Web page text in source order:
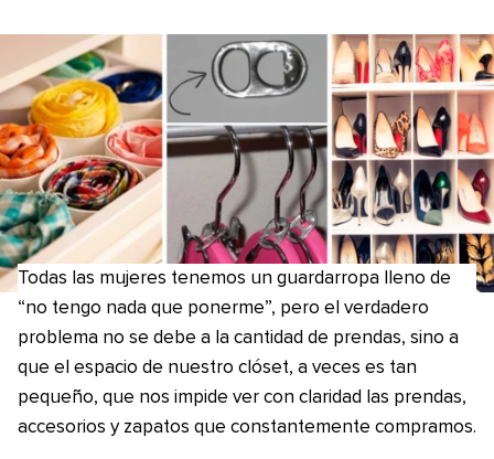
Todas las mujeres tenemos un guardarropa lleno de
“no tengo nada que ponerme”, pero el verdadero
problema no se debe a la cantidad de prendas, sino a
que el espacio de nuestro clóset, a veces es tan
pequeño, que nos impide ver con claridad las prendas,
accesorios y zapatos que constantemente compramos.